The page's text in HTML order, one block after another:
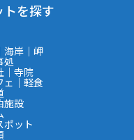
を探す
海岸｜岬
処
｜寺院
ェ｜軽食
施設
ポット